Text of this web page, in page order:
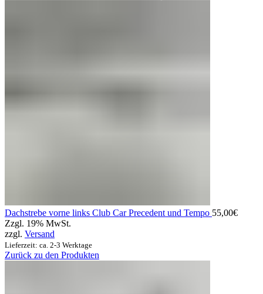
Dachstrebe vorne links Club Car Precedent und Tempo 55,00€
Zzgl. 19% MwSt.
zzgl. Versand
Lieferzeit: ca. 2-3 Werktage
Zurück zu den Produkten